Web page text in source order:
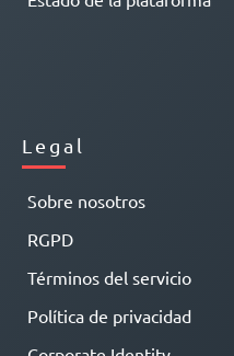
Legal
Sobre nosotros
RGPD
Términos del servicio
Política de privacidad